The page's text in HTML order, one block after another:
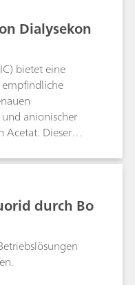
Dialysekon
bietet eine
anionischer
Acetat. Dieser
herkömmlichen
und der
die Produktivität
moderner
durch Bo